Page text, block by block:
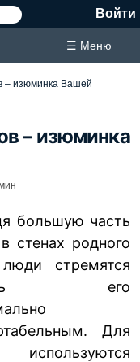
Войти
☰ Меню
– изюминка Вашей
– изюминка
большую часть
стенах родного
стремятся
его
Для
используются